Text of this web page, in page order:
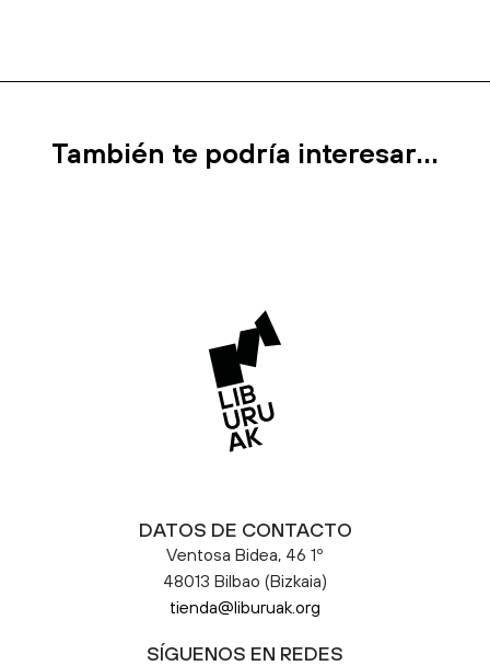
También te podría interesar...
DATOS DE CONTACTO
Ventosa Bidea, 46 1º
48013 Bilbao (Bizkaia)
tienda@liburuak.org
SÍGUENOS EN REDES